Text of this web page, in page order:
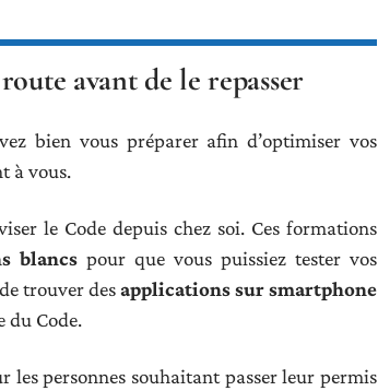
avant de le repasser
bien vous préparer afin d’optimiser vos
à vous.
le Code depuis chez soi. Ces formations
blancspour que vous puissiez tester vos
trouver desapplications sur smartphone
du Code.
les personnes souhaitant passer leur permis